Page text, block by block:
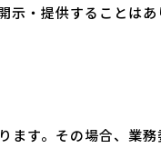
・提供することはあ
す。その場合、業